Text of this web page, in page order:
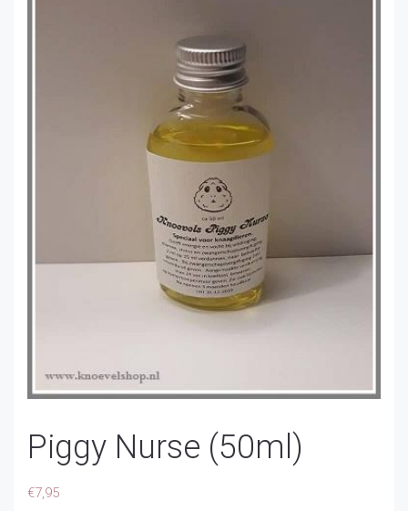
Piggy Nurse (50ml)
€7,95